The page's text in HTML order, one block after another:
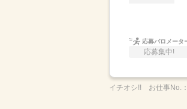
応募バロメータ
応募集中!
イチオシ!! お仕事No.：